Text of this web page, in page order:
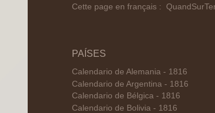
Cette page en français :
PAÍSES
Calendario de Alemania - 1816
Calendario de Argentina - 1816
Calendario de Bélgica - 1816
Calendario de Bolivia - 1816